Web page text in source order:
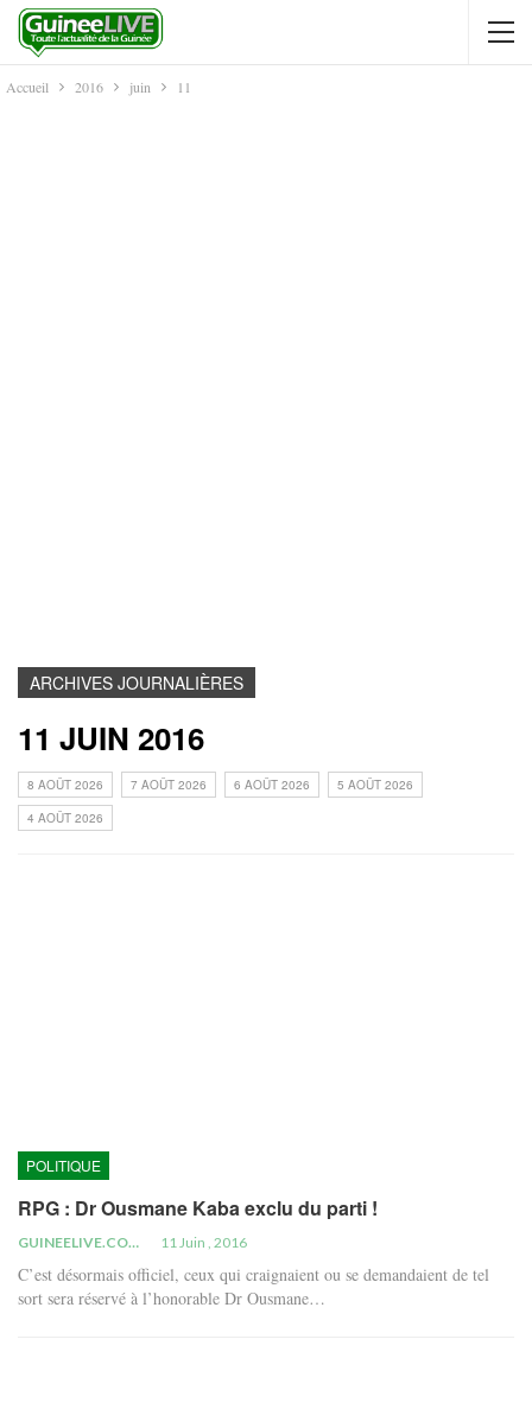
Accueil 2016 juin 11
ARCHIVES JOURNALIÈRES
11 JUIN 2016
8 AOÛT 2026 7 AOÛT 2026 6 AOÛT 2026
5 AOÛT 2026
4 AOÛT 2026
POLITIQUE
RPG : Dr Ousmane Kaba exclu du parti !
GUINEELIVE.COM 11 Juin , 2016
C’est désormais officiel, ceux qui craignaient ou se demandaient de tel
sort sera réservé à l’honorable Dr Ousmane…